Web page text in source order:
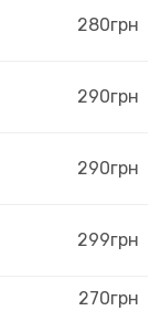
280грн
290грн
290грн
299грн
270грн